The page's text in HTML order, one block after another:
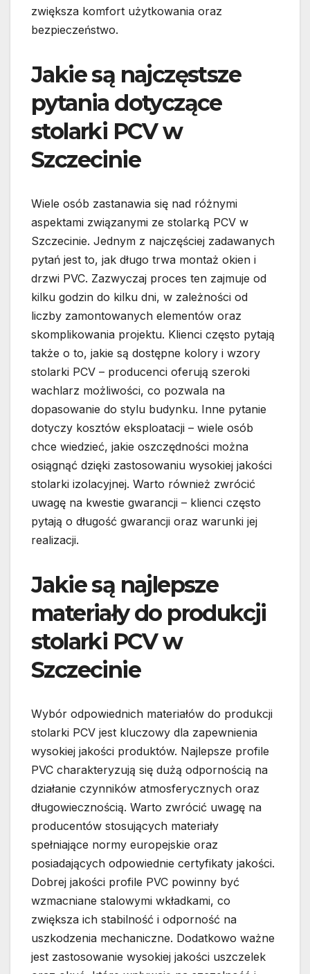
zwiększa komfort użytkowania oraz
bezpieczeństwo.
Jakie są najczęstsze
pytania dotyczące
stolarki PCV w
Szczecinie
Wiele osób zastanawia się nad różnymi
aspektami związanymi ze stolarką PCV w
Szczecinie. Jednym z najczęściej zadawanych
pytań jest to, jak długo trwa montaż okien i
drzwi PVC. Zazwyczaj proces ten zajmuje od
kilku godzin do kilku dni, w zależności od
liczby zamontowanych elementów oraz
skomplikowania projektu. Klienci często pytają
także o to, jakie są dostępne kolory i wzory
stolarki PCV – producenci oferują szeroki
wachlarz możliwości, co pozwala na
dopasowanie do stylu budynku. Inne pytanie
dotyczy kosztów eksploatacji – wiele osób
chce wiedzieć, jakie oszczędności można
osiągnąć dzięki zastosowaniu wysokiej jakości
stolarki izolacyjnej. Warto również zwrócić
uwagę na kwestie gwarancji – klienci często
pytają o długość gwarancji oraz warunki jej
realizacji.
Jakie są najlepsze
materiały do produkcji
stolarki PCV w
Szczecinie
Wybór odpowiednich materiałów do produkcji
stolarki PCV jest kluczowy dla zapewnienia
wysokiej jakości produktów. Najlepsze profile
PVC charakteryzują się dużą odpornością na
działanie czynników atmosferycznych oraz
długowiecznością. Warto zwrócić uwagę na
producentów stosujących materiały
spełniające normy europejskie oraz
posiadających odpowiednie certyfikaty jakości.
Dobrej jakości profile PVC powinny być
wzmacniane stalowymi wkładkami, co
zwiększa ich stabilność i odporność na
uszkodzenia mechaniczne. Dodatkowo ważne
jest zastosowanie wysokiej jakości uszczelek